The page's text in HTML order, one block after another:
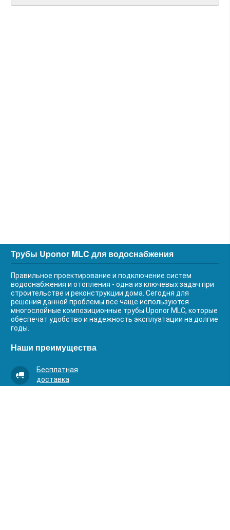
Трубы Uponor MLC для водоснабжения
Правильное проектирование и подключение систем
водоснабжения и отопления - одна из ключевых задач при
строительстве и реконструкции дома. Сегодня для
решения данной проблемы все чаще используются
многослойные композиционные трубы Uponor MLC, которые
обеспечат удобство и надежность эксплуатации на долгие
годы.
Наши преимущества
Бесплатная
доставка